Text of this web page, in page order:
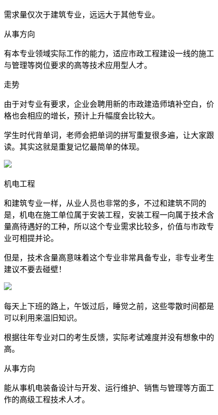
需求量仅次于建筑专业，远远大于其他专业。
从事方向
有本专业领域实际工作的能力，适应市政工程建设一线的施工
与管理等岗位要求的高等技术应用型人才。
走势
由于对专业有要求，企业会聘用新的市政建造师填补空白，价
格也会相应的增长，预计上升幅度会比较大。
学生时代背单词，老师会把单词的拼写重复很多遍，让大家跟
读。其实这就是重复记忆最简单的体现。
机电工程
和建筑专业一样，从业人员也非常的多，不过和建筑不同的
是，机电在施工单位属于安装工程，安装工程一向属于技术含
量高待遇好的工种，所以这个专业需求比较多，价值与市政专
业可相提并论。
但是，技术含量高意味着这个专业非常具备专业，非专业考生
建议不要去碰壁！
每天上下班的路上，午饭过后，睡觉之前，这些零散时间都是
可以利用来温旧知识。
根据往年专业对口的考生反馈，实际考试难度并没有想象中的
高。
从事方向
能从事机电装备设计与开发、运行维护、销售与管理等方面工
作的高级工程技术人才。